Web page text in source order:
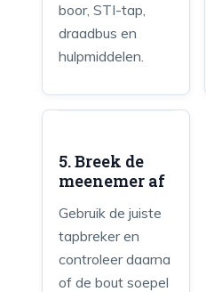
boor, STI-tap,
draadbus en
hulpmiddelen.
5. Breek de
meenemer af
Gebruik de juiste
tapbreker en
controleer daarna
of de bout soepel